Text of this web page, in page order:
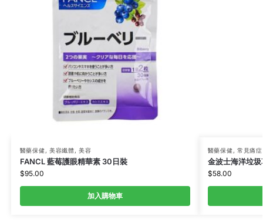
醫藥保健, 美容纖體,美容
FANCL 藍莓護眼精華素 30日裝
$95.00
加入購物車
醫藥保健, 常見痛症
金波士海洋垃
$58.00